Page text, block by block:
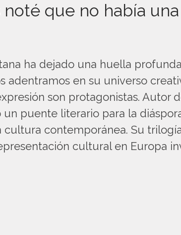
que no había una
ha dejado una huella
adentramos en su universo
son protagonistas. Autor
puente literario para la
contemporánea. Su
cultural en Europa